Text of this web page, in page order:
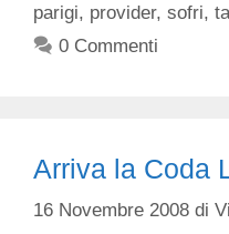
parigi, provider, sofri,
0 Commenti
Arriva la Coda
16 Novembre 2008 di